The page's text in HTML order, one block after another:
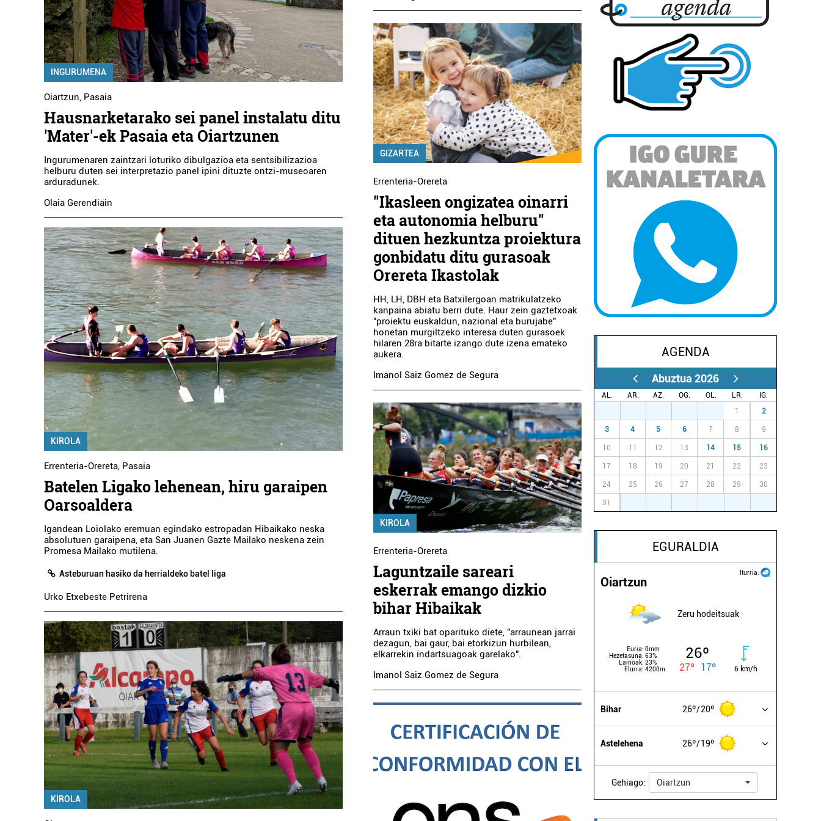
INGURUMENA
Oiartzun Pasaia
Hausnarketarako sei panel instalatu ditu
'Mater'-ek Pasaia eta Oiartzunen
Ingurumenaren zaintzari loturiko dibulgazioa eta sentsibilizazioa
helburu duten sei interpretazio panel ipini dituzte ontzi-museoaren
arduradunek.
Olaia Gerendiain
KIROLA
Errenteria-Orereta, Pasaia
Batelen Ligako lehenean, hiru garaipen
Oarsoaldera
Igandean Loiolako eremuan egindako estropadan Hibaikako neska
absolutuen garaipena, eta San Juanen Gazte Mailako neskena zein
Promesa Mailako mutilena.
Asteburuan hasiko da herrialdeko batel liga
Urko Etxebeste Petrirena
KIROLA
GIZARTEA
Errenteria-Orereta
"Ikasleen ongizatea oinarri
eta autonomia helburu"
dituen hezkuntza proiektura
gonbidatu ditu gurasoak
Orereta Ikastolak
HH, LH, DBH eta Batxilergoan matrikulatzeko
kanpaina abiatu berri dute. Haur zein gaztetxoak
"proiektu euskaldun, nazional eta burujabe"
honetan murgiltzeko interesa duten gurasoek
hilaren 28ra bitarte izango dute izena emateko
aukera.
Imanol Saiz Gomez de Segura
KIROLA
Errenteria-Orereta
Laguntzaile sareari
eskerrak emango dizkio
bihar Hibaikak
Arraun txiki bat oparituko diete, "arraunean jarrai
dezagun, bai gaur, bai etorkizun hurbilean,
elkarrekin indartsuagoak garelako".
Imanol Saiz Gomez de Segura
AGENDA
Abuztua 2026
AL. AR. AZ. OG. OL. LR.
IG.
1 2
3 4 5 6 7 8 9
10 11 12 13 14 15 16
17 18 19 20 21 22 23
24 25 26 27 28 29 30
31
EGURALDIA
Iturria:
Oiartzun
Zeru hodeitsuak
Euria: 0mm
Hezetasuna: 63%
Lainoak: 23%
Elurra: 4200m
26º
27º 17º 6 km/h
Bihar 26º 20º
Astelehena 26º 19º
Gehiago: Oiartzun